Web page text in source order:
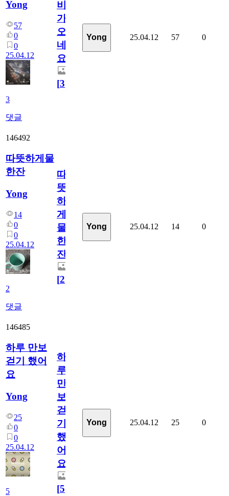
Yong
57
0
0
25.04.12
3
댓글
비
가
오
네
요
[3]
Yong 25.04.12 57 0
146492
따뜻하게물
한잔
Yong
14
0
0
25.04.12
2
댓글
따
뜻
하
게
물
한
잔
[2]
Yong 25.04.12 14 0
146485
하루 만보
걷기 했어
요
Yong
25
0
0
25.04.12
5
하
루
만
보
걷
기
했
어
요
[5]
Yong 25.04.12 25 0